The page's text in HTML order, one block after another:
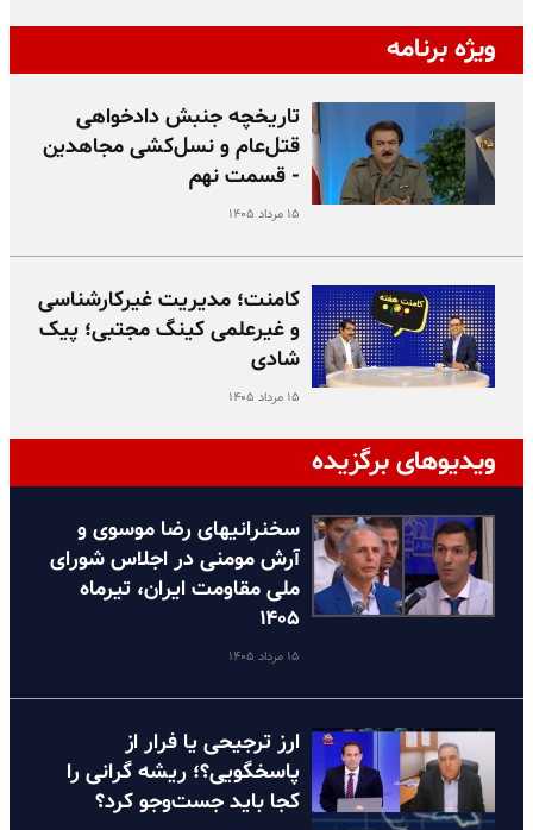
ویژه برنامه
تاریخچه جنبش دادخواهی
قتل‌عام و نسل‌کشی مجاهدین
- قسمت نهم
۱۵ مرداد ۱۴۰۵
کامنت؛ مدیریت غیرکارشناسی
و غیرعلمی کینگ مجتبی؛ پیک
شادی
۱۵ مرداد ۱۴۰۵
ویدیوهای برگزیده
سخنرانیهای رضا موسوی و
آرش مومنی در اجلاس شورای
ملی مقاومت ایران، تیرماه
۱۴۰۵
۱۵ مرداد ۱۴۰۵
ارز ترجیحی یا فرار از
پاسخگویی؟؛ ریشه گرانی را
کجا باید جست‌وجو کرد؟